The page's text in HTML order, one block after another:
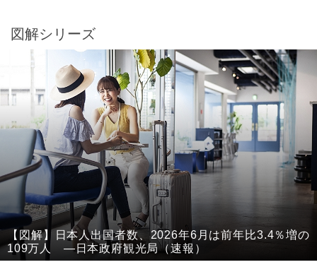
図解シリーズ
【図解】日本人出国者数、2026年6月は前年比3.4％増の
109万人 ―日本政府観光局（速報）